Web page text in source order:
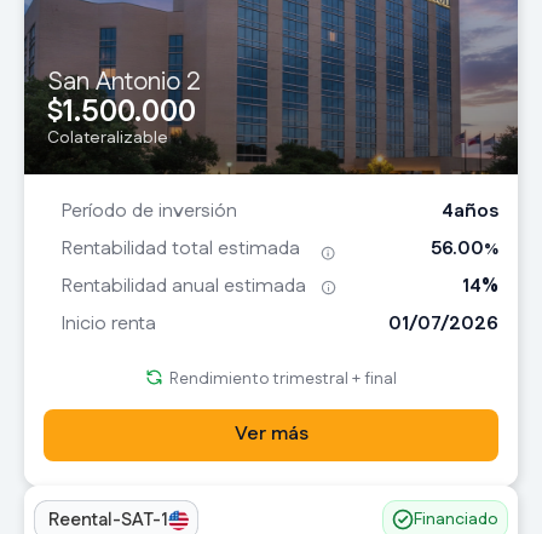
San Antonio 2
1.500.000
$
Colateralizable
Período de inversión 4años
Rentabilidad total estimada
56.00%
Rentabilidad anual estimada 14%
Inicio renta
01/07/2026
Rendimiento trimestral + final
Ver más
Reental-SAT-1 Financiado